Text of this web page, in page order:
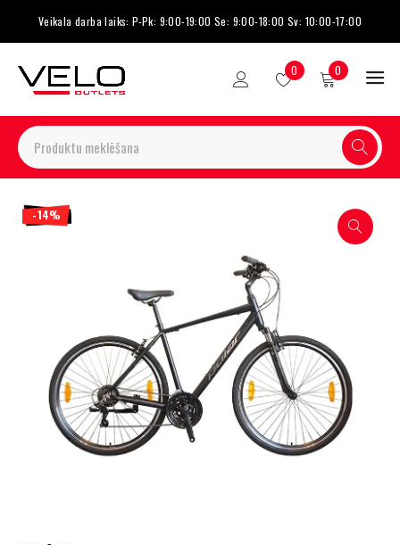
Veikala darba laiks: P-Pk: 9:00-19:00 Se: 9:00-18:00 Sv: 10:00-17:00
0 0
-14%